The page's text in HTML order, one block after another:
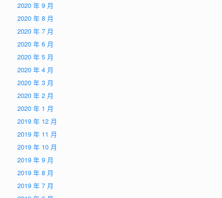
2020 年 9 月
2020 年 8 月
2020 年 7 月
2020 年 6 月
2020 年 5 月
2020 年 4 月
2020 年 3 月
2020 年 2 月
2020 年 1 月
2019 年 12 月
2019 年 11 月
2019 年 10 月
2019 年 9 月
2019 年 8 月
2019 年 7 月